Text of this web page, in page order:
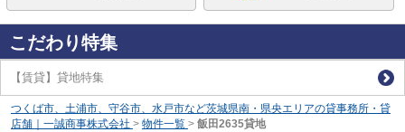
こだわり特集
【賃貸】貸地特集
つくば市、土浦市、守谷市、水戸市など茨城県南・県央エリアの貸事務所・貸
店舗｜一誠商事株式会社 > 物件一覧 > 飯田2635貸地